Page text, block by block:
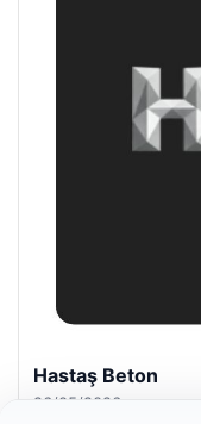
Hastaş Beton
26/05/2026